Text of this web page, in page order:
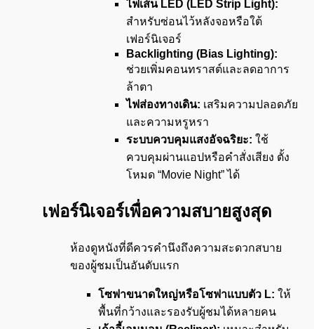
ไฟเส้น LED (LED Strip Light):
สำหรับซ่อนไว้หลังจอหรือใต้
เฟอร์นิเจอร์
Backlighting (Bias Lighting):
ช่วยเพิ่มคอนทราสต์และลดอาการ
ล้าตา
ไฟส่องทางเดิน: เสริมความปลอดภัย
และความหรูหรา
ระบบควบคุมแสงอัจฉริยะ: ใช้
ควบคุมผ่านแอปหรือคำสั่งเสียง ตั้ง
โหมด “Movie Night” ได้
เฟอร์นิเจอร์เพื่อความสบายสูงสุด
ห้องดูหนังที่ดีควรคำนึงถึงความสะดวกสบาย
ของผู้ชมเป็นอันดับแรก
โซฟาขนาดใหญ่หรือโซฟาแบบตัว L: ให้
พื้นที่กว้างและรองรับผู้ชมได้หลายคน